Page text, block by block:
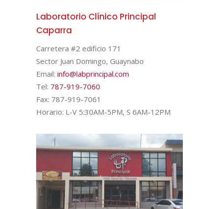
Laboratorio Clínico Principal
Caparra
Carretera #2 edificio 171
Sector Juan Domingo, Guaynabo
Email: info@labprincipal.com
Tel: 787-919-7060
Fax: 787-919-7061
Horario: L-V 5:30AM-5PM, S 6AM-12PM